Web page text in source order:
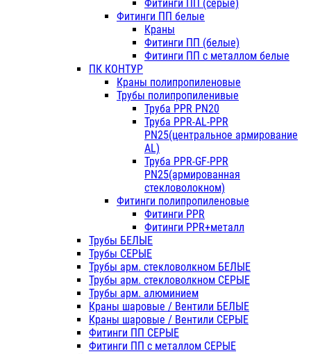
Фитинги ПП (серые)
Фитинги ПП белые
Краны
Фитинги ПП (белые)
Фитинги ПП с металлом белые
ПК КОНТУР
Краны полипропиленовые
Трубы полипропиленивые
Труба PPR PN20
Труба PPR-AL-PPR
PN25(центральное армирование
AL)
Труба PPR-GF-PPR
PN25(армированная
стекловолокном)
Фитинги полипропиленовые
Фитинги PPR
Фитинги PPR+металл
Трубы БЕЛЫЕ
Трубы СЕРЫЕ
Трубы арм. стекловолкном БЕЛЫЕ
Трубы арм. стекловолкном СЕРЫЕ
Трубы арм. алюминием
Краны шаровые / Вентили БЕЛЫЕ
Краны шаровые / Вентили СЕРЫЕ
Фитинги ПП СЕРЫЕ
Фитинги ПП с металлом СЕРЫЕ